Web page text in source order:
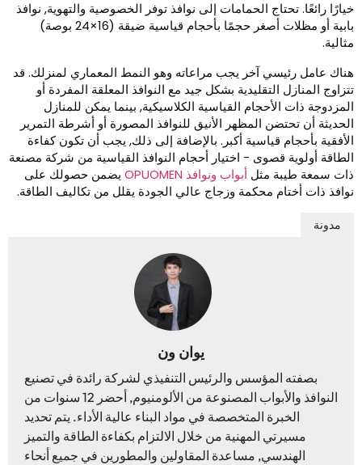
رائعًا. تحتاج الحمامات إلى نوافذ توفر الخصوصية والتهوية, نوافذ
بابية أو مظلات أصغر حجمًا بأحجام قياسية ضيقة (16×24 بوصة)
عامل رئيسي آخر يجب مراعاته وهو النمط المعماري لمنزلك. قد
المنازل التقليدية بشكل جيد مع النوافذ المعلقة المفردة أو
ذات الأحجام القياسية الكلاسيكية, بينما يمكن للمنازل
أن تحتضن المظهر الأنيق للنوافذ المصورة أو أشرطة التمرير
بأحجام قياسية أكبر. بالإضافة إلى ذلك, يجب أن تكون كفاءة
أولوية قصوى - اختيار أحجام النوافذ القياسية من شركة مصنعة
سمعة طيبة مثلأبواب ونوافذ OPUOMEN
يضمن حصولك على
ذات أختام محكمة وزجاج عالي الجودة يقلل من تكاليف الطاقة.
مدونة
يوان ون
بصفته المؤسس والرئيس التنفيذي لشركة رائدة في تصنيع
النوافذ والأبواب المصنوعة من الألومنيوم, أحضر 12 سنوات من
الخبرة المتخصصة في مواد البناء عالية الأداء. يتم تحديد
مسيرتي المهنية من خلال الالتزام بكفاءة الطاقة والتميز
الهندسي, مساعدة المقاولين والمطورين في جميع أنحاء